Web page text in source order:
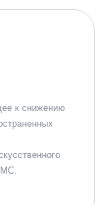
к снижению